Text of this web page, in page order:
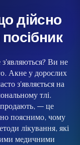
дійсно
Ви не
Акне у дорослих
з'являється на
тлі.
— це
пояснимо, чому
лікування, які
медичними